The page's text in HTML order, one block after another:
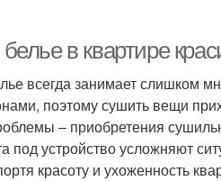
в квартире
всегда занимает слишком
поэтому сушить вещи
– приобретения
под устройство усложняют
красоту и ухоженность